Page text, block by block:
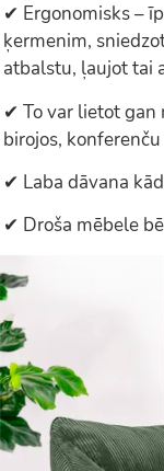
✔ Ergonomisks –
ķermenim,
atbalstu, ļaujot tai
✔ To var lietot gan
birojos,
✔ Laba dāvana
✔ Droša mēbele